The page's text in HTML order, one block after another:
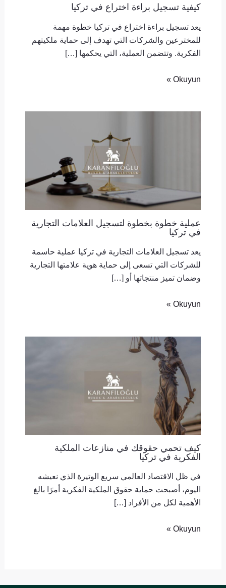
كيفية تسجيل براءة اختراع في تركيا
يعد تسجيل براءة اختراع في تركيا خطوة مهمة
للمخترعين والشركات التي تهدف إلى حماية ملكيتهم
الفكرية. وتتضمن العملية، التي يحكمها […]
Okuyun »
عملية خطوة بخطوة لتسجيل العلامات التجارية
في تركيا
يعد تسجيل العلامات التجارية في تركيا عملية حاسمة
للشركات التي تسعى إلى حماية هوية علامتها التجارية
وضمان تميز منتجاتها أو […]
Okuyun »
كيف تحمي حقوقك في منازعات الملكية
الفكرية في تركيا
في ظل الاقتصاد العالمي سريع الوتيرة الذي نعيشه
اليوم، أصبحت حماية حقوق الملكية الفكرية أمرًا بالغ
الأهمية لكل من الأفراد […]
Okuyun »